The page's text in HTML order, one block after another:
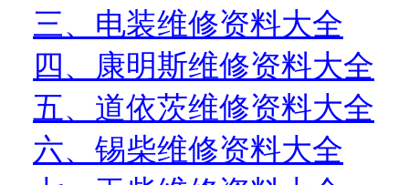
三、电装维修资料大全
四、康明斯维修资料大全
五、道依茨维修资料大全
六、锡柴维修资料大全